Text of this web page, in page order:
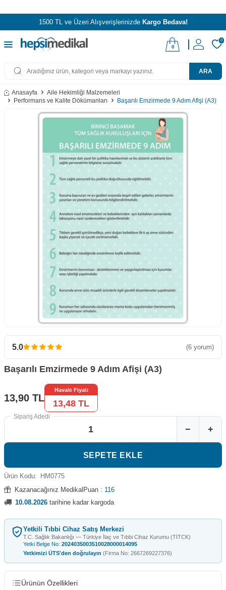
1500 TL ve Üzeri Alışverişlerinizde Kargo Bedava!
ARA
0
0
Anasayfa
Aile Hekimliği Malzemeleri
Performans ve Kalite Dökümanları
Başarılı Emzirmede 9 Adım Afişi (A3)
5.0 (6 yorum)
Başarılı Emzirmede 9 Adım Afişi (A3)
13,90 TL
Havale Fiyatı
13,48 TL
Sipariş Adedi
− +
SEPETE EKLE
Ürün Kodu:
HM0775
Kazanacağınız MedikalPuan : 116
10.08.2026 tarihine kadar kargoda
Yetkili Tıbbi Cihaz Satış Merkezi
T.C. Sağlık Bakanlığı — Türkiye İlaç ve Tıbbi Cihaz Kurumu (TİTCK)
Yetki Belge No: 2024035003510028000014095
Yetkimizi ÜTS'den doğrulayın (Firma No: 2667269227376)
Ürünün Özellikleri